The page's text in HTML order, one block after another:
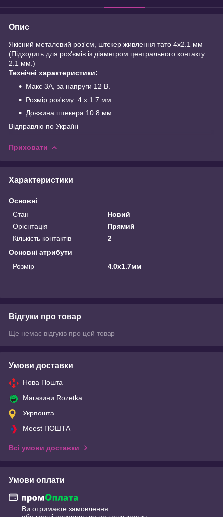
Опис
Якісний металевий роз'єм, штекер живлення тато 4х2.1 мм
(Підходить для роз'ємів із діаметром центрального контакту
2.1 мм.)
Технічні характеристики:
Макс 3A, за напруги 12 В.
Розмір роз'єму: 4 x 1.7 мм.
Довжина штекера 10.8 мм.
Відправлю по Україні
Приховати
Характеристики
Основні
Стан
Новий
Орієнтація
Прямий
Кількість контактів
2
Основні атрибути
Розмір
4.0х1.7мм
Відгуки про товар
Ще немає відгуків про цей товар
Умови доставки
Нова Пошта
Магазини Rozetka
Укрпошта
Meest ПОШТА
Всі умови доставки
Умови оплати
Ви отримаєте замовлення